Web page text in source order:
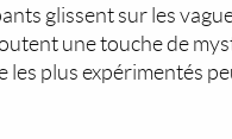
glissent sur les
une touche de
les plus expérimentés